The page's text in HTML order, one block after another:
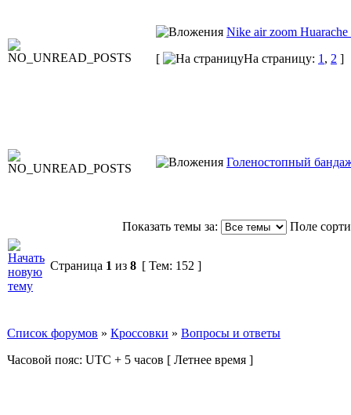
Nike air zoom Huarache
[
На страницу: 1 , 2 ]
Голеностопный
Показать темы за: Поле
Страница 1 из 8 [ Тем: 152 ]
Список форумов » Кроссовки » Вопросы и ответы
Часовой пояс: UTC + 5 часов [ Летнее время ]